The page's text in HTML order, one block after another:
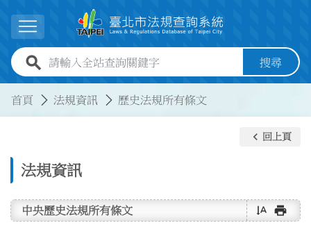
展開選單
全站查詢關鍵字欄位 搜尋
首頁 法規資訊 歷史法規所有條文
法規資訊
keyboard_arrow_left 回上頁
中央歷史法規所有條文 text_rotate_vertical print